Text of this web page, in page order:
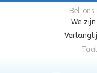
Bel ons
We